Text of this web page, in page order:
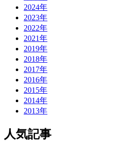
2024年
2023年
2022年
2021年
2019年
2018年
2017年
2016年
2015年
2014年
2013年
人気記事